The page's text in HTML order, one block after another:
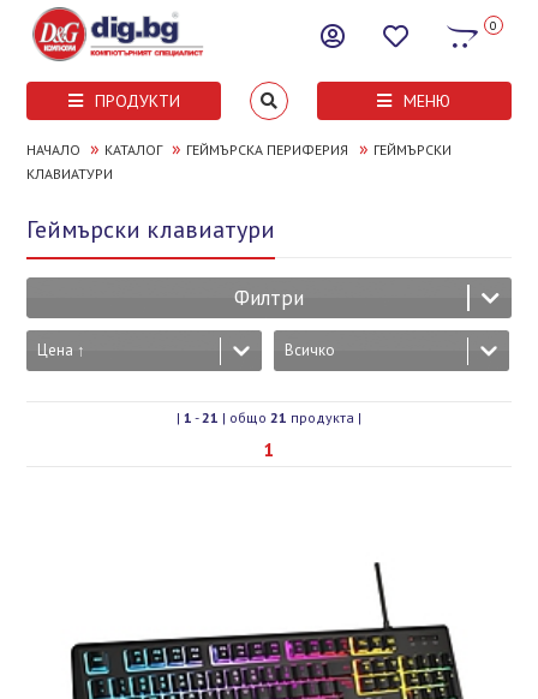
0
ПРОДУКТИ МЕНЮ
НАЧАЛО » КАТАЛОГ » ГЕЙМЪРСКА ПЕРИФЕРИЯ » ГЕЙМЪРСКИ
КЛАВИАТУРИ
Геймърски клавиатури
Филтри
Цена ↑ Всичко
| 1 -21 | общо 21 продукта |
1